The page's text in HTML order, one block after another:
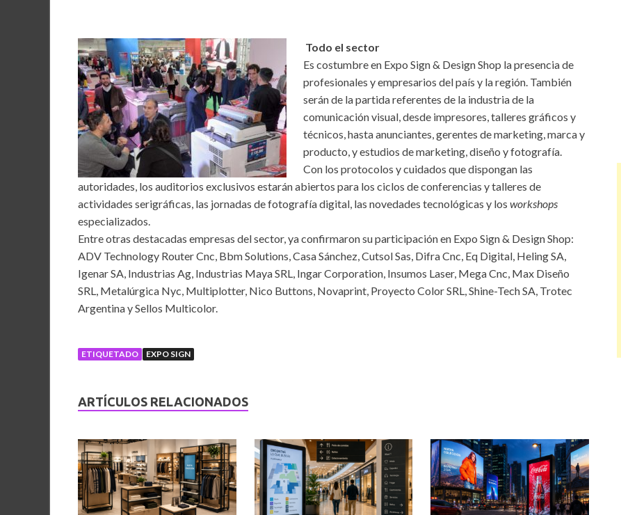
Todo el sector
Es costumbre en Expo Sign & Design Shop la presencia de
profesionales y empresarios del país y la región. También
serán de la partida referentes de la industria de la
comunicación visual, desde impresores, talleres gráficos y
técnicos, hasta anunciantes, gerentes de marketing, marca y
producto, y estudios de marketing, diseño y fotografía.
Con los protocolos y cuidados que dispongan las
autoridades, los auditorios exclusivos estarán abiertos para los ciclos de conferencias y talleres de
actividades serigráficas, las jornadas de fotografía digital, las novedades tecnológicas y los workshops
especializados.
Entre otras destacadas empresas del sector, ya confirmaron su participación en Expo Sign & Design Shop:
ADV Technology Router Cnc, Bbm Solutions, Casa Sánchez, Cutsol Sas, Difra Cnc, Eq Digital, Heling SA,
Igenar SA, Industrias Ag, Industrias Maya SRL, Ingar Corporation, Insumos Laser, Mega Cnc, Max Diseño
SRL, Metalúrgica Nyc, Multiplotter, Nico Buttons, Novaprint, Proyecto Color SRL, Shine-Tech SA, Trotec
Argentina y Sellos Multicolor.
ETIQUETADO EXPO SIGN
ARTÍCULOS RELACIONADOS